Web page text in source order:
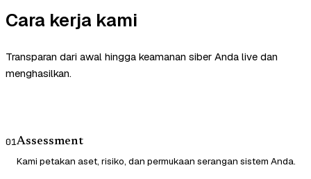
Cara kerja kami
Transparan dari awal hingga keamanan siber Anda live dan
menghasilkan.
01Assessment
Kami petakan aset, risiko, dan permukaan serangan sistem Anda.